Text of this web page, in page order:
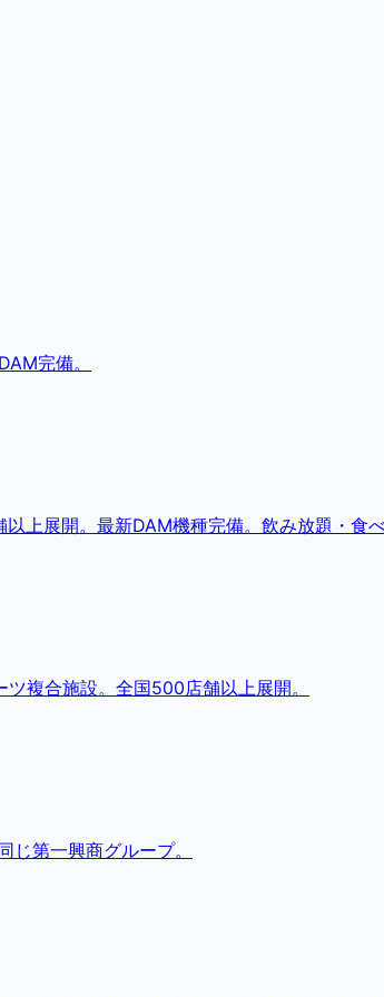
完備。
上展開。最新DAM機種完備。飲み放題・食べ
複合施設。全国500店舗以上展開。
第一興商グループ。